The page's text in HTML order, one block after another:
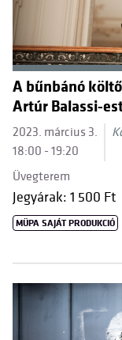
A bűnbánó
Artúr Balassi-
2023. március 3.
18:00 - 19:20
Üvegterem
Jegyárak: 1 500 Ft
MÜPA SAJÁT PRODUKCIÓ